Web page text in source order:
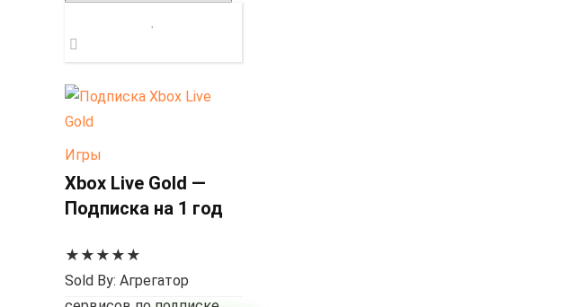
Игры
Xbox Live Gold —
Подписка на 1 год
★ ★ ★ ★ ★
Sold By: Агрегатор